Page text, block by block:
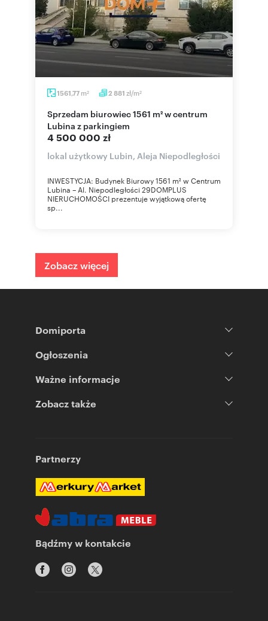
1561,77 m2 2 881 zł/m2
Sprzedam biurowiec 1561 m² w centrum
Lubina z parkingiem
4 500 000 zł
lokal użytkowy Lubin, Aleja Niepodległości
INWESTYCJA: Budynek Biurowy 1561 m² w Centrum
Lubina – Al. Niepodległości 29DOMPLUS
NIERUCHOMOŚCI prezentuje wyjątkową ofertę
sp...
Zobacz więcej
Domiporta
Ogłoszenia
Ważne informacje
Zobacz także
Partnerzy
Bądźmy w kontakcie